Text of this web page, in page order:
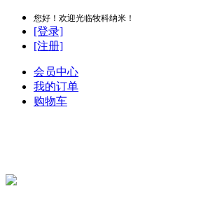
您好！欢迎光临牧科纳米！
[登录]
[注册]
会员中心
我的订单
购物车